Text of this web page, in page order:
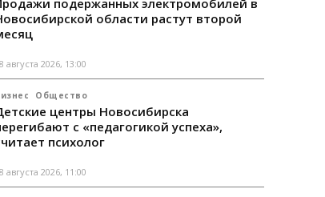
подержанных электромобилей в
области растут второй
августа 2026, 13:00
Общество
центры Новосибирска
с «педагогикой успеха»,
психолог
августа 2026, 11:00